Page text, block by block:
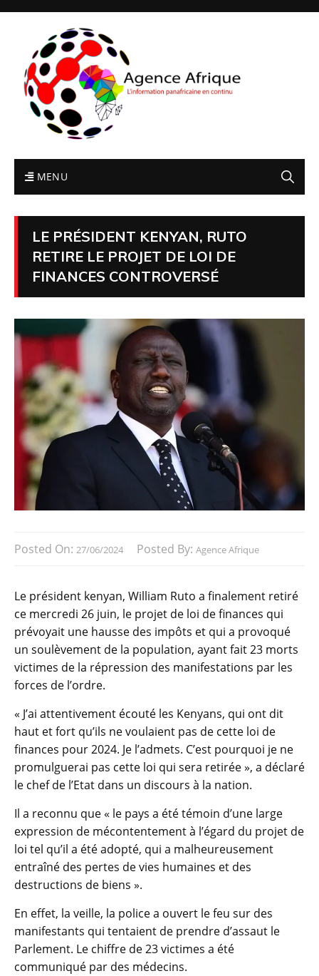
MENU
LE PRÉSIDENT KENYAN, RUTO
RETIRE LE PROJET DE LOI DE
FINANCES CONTROVERSÉ
Posted On: 27/06/2024 Posted By: Agence Afrique
Le président kenyan, William Ruto a finalement retiré
ce mercredi 26 juin, le projet de loi de finances qui
prévoyait une hausse des impôts et qui a provoqué
un soulèvement de la population, ayant fait 23 morts
victimes de la répression des manifestations par les
forces de l’ordre.
« J’ai attentivement écouté les Kenyans, qui ont dit
haut et fort qu’ils ne voulaient pas de cette loi de
finances pour 2024. Je l’admets. C’est pourquoi je ne
promulguerai pas cette loi qui sera retirée », a déclaré
le chef de l’Etat dans un discours à la nation.
Il a reconnu que « le pays a été témoin d’une large
expression de mécontentement à l’égard du projet de
loi tel qu’il a été adopté, qui a malheureusement
entraîné des pertes de vies humaines et des
destructions de biens ».
En effet, la veille, la police a ouvert le feu sur des
manifestants qui tentaient de prendre d’assaut le
Parlement. Le chiffre de 23 victimes a été
communiqué par des médecins.